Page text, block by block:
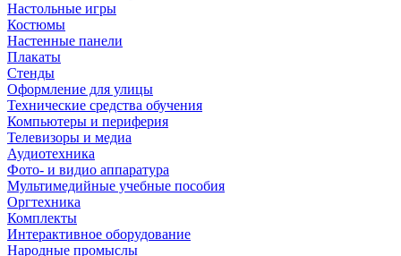
Настольные игры
Костюмы
Настенные панели
Плакаты
Стенды
Оформление для улицы
Технические средства обучения
Компьютеры и периферия
Телевизоры и медиа
Аудиотехника
Фото- и видио аппаратура
Мультимедийные учебные пособия
Оргтехника
Комплекты
Интерактивное оборудование
Народные промыслы